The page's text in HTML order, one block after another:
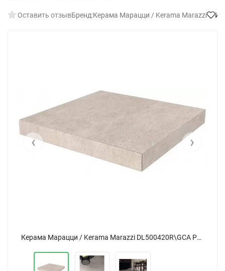
Оставить отзывБренд:Керама Марацци / Kerama Marazzi
Керама Марацци / Kerama Marazzi DL500420R\GCA РОВЕРЕЛЛА ступень угловая бежевый 33x33
‹ ›